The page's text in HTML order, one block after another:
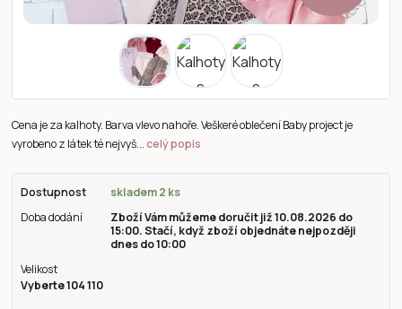
Cena je za kalhoty. Barva vlevo nahoře. Veškeré oblečení Baby project je
vyrobeno z látek té nejvyš...celý popis
Dostupnost
skladem 2 ks
Doba dodání
Zboží Vám můžeme doručit již 10.08.2026 do
15:00. Stačí, když zboží objednáte nejpozději
dnes do 10:00
Velikost
Vyberte 104 110